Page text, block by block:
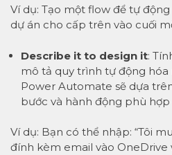
Ví dụ: Tạo một flow để tự
dự án cho cấp trên vào cuối
Describe it to design it:
mô tả quy trình tự động
Power Automate sẽ dựa
bước và hành động phù
Ví dụ: Bạn có thể nhập: “Tôi
đính kèm email vào